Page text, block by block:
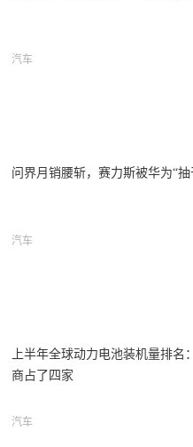
汽车
问界月销腰斩，赛力斯被华为“抽
汽车
上半年全球动力电池装机量排名
商占了四家
汽车